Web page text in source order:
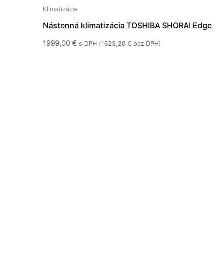
Klimatizácie
Nástenná klimatizácia TOSHIBA SHORAI Edge
R32 (5,00 kW) RAS-18J2KVSG-E + RAS-
1999,00 € s DPH (1625,20 € bez DPH)